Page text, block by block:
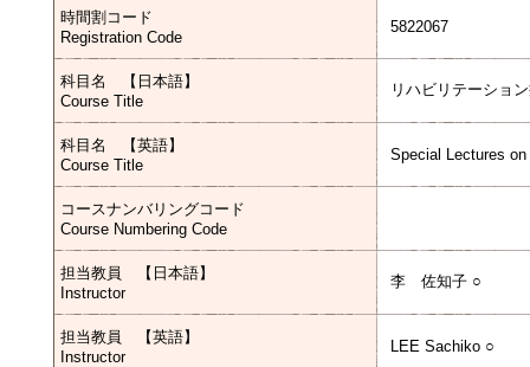
時間割コード
Registration Code
5822067
科目名 【日本語】
Course Title
リハビリテーショ
科目名 【英語】
Course Title
Special Lectures
コースナンバリングコード
Course Numbering Code
担当教員 【日本語】
Instructor
李 佐知子 ○
担当教員 【英語】
Instructor
LEE Sachiko ○